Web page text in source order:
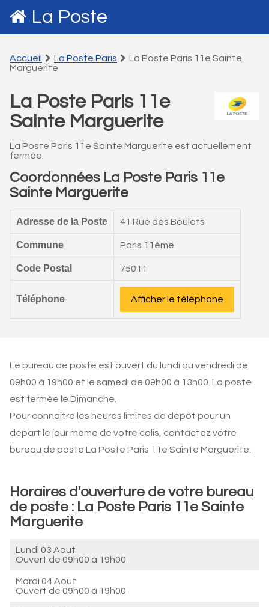
La Poste
Accueil La Poste Paris
La Poste Paris 11e Sainte
Marguerite
La Poste Paris 11e
Sainte Marguerite
La Poste Paris 11e Sainte Marguerite est actuellement
fermée.
Coordonnées La Poste Paris 11e
Sainte Marguerite
Adresse de la Poste 41 Rue des Boulets
Commune Paris 11ème
Code Postal 75011
Téléphone Afficher le téléphone
Le bureau de poste est ouvert du lundi au vendredi de
09h00 à 19h00 et le samedi de 09h00 à 13h00. La poste
est fermée le Dimanche.
Pour connaitre les heures limites de dépôt pour un
départ le jour même de votre colis, contactez votre
bureau de poste La Poste Paris 11e Sainte Marguerite.
Horaires d'ouverture de votre bureau
de poste : La Poste Paris 11e Sainte
Marguerite
Lundi 03 Aout
Ouvert de 09h00 à 19h00
Mardi 04 Aout
Ouvert de 09h00 à 19h00